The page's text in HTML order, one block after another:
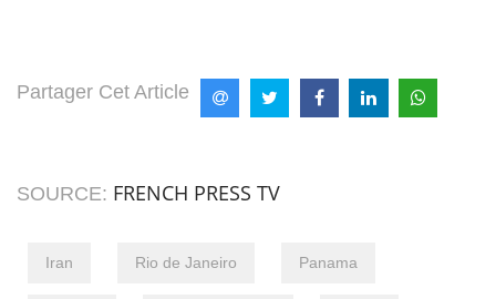
Partager Cet Article
SOURCE: FRENCH PRESS TV
Iran Rio de Janeiro Panama